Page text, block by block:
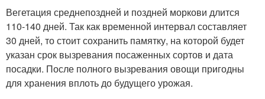
Вегетация среднепоздней и поздней моркови длится
110-140 дней. Так как временной интервал составляет
30 дней, то стоит сохранить памятку, на которой будет
указан срок вызревания посаженных сортов и дата
посадки. После полного вызревания овощи пригодны
для хранения вплоть до будущего урожая.